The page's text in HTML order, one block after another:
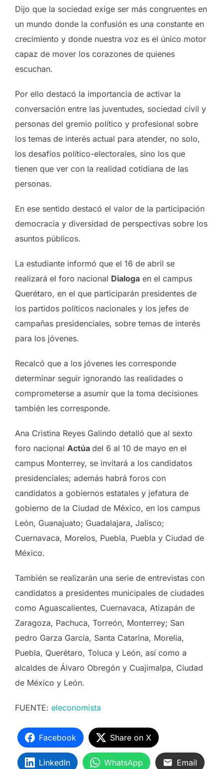
Dijo que la sociedad exige ser más congruentes en
un mundo donde la confusión es una constante en
crecimiento y donde nuestra voz es el único motor
capaz de mover los corazones de quienes
escuchan.
Por ello destacó la importancia de activar la
conversación entre las juventudes, sociedad civil y
personas del gremio político y profesional sobre
los temas de interés actual para atender, no solo,
los desafíos político-electorales, sino los que
tienen que ver con la realidad cotidiana de las
personas.
En ese sentido destacó el valor de la participación
democracia y diversidad de perspectivas sobre los
asuntos públicos.
La estudiante informó que el 16 de abril se
realizará el foro nacional Dialoga en el campus
Querétaro, en el que participarán presidentes de
los partidos políticos nacionales y los jefes de
campañas presidenciales, sobre temas de interés
para los jóvenes.
Recalcó que a los jóvenes les corresponde
determinar seguir ignorando las realidades o
comprometerse a asumir que la toma decisiones
también les corresponde.
Ana Cristina Reyes Galindo detalló que al sexto
foro nacional Actúa del 6 al 10 de mayo en el
campus Monterrey, se invitará a los candidatos
presidenciales; además habrá foros con
candidatos a gobiernos estatales y jefatura de
gobierno de la Ciudad de México, en los campus
León, Guanajuato; Guadalajara, Jalisco;
Cuernavaca, Morelos, Puebla, Puebla y Ciudad de
México.
También se realizarán una serie de entrevistas con
candidatos a presidentes municipales de ciudades
como Aguascalientes, Cuernavaca, Atizapán de
Zaragoza, Pachuca, Torreón, Monterrey; San
pedro Garza García, Santa Catarina, Morelia,
Puebla, Querétaro, Toluca y León, así como a
alcaldes de Álvaro Obregón y Cuajimalpa, Ciudad
de México y León.
FUENTE: eleconomista
Facebook Share on X
LinkedIn WhatsApp Email